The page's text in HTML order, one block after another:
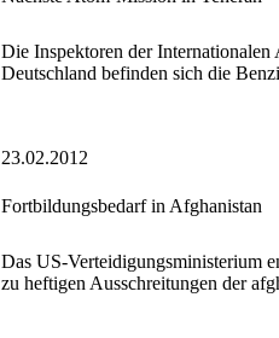
Die Inspektoren der
Deutschland befinden sich die
23.02.2012
Fortbildungsbedarf in Afghanistan
Das US-Verteidigungsministerium
zu heftigen Ausschreitungen der